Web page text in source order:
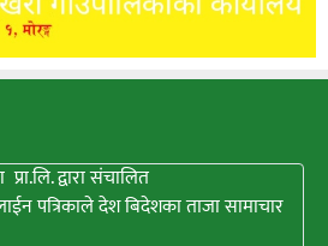
द्वारा संचालित
पत्रिकाले देश बिदेशका ताजा सामाचार